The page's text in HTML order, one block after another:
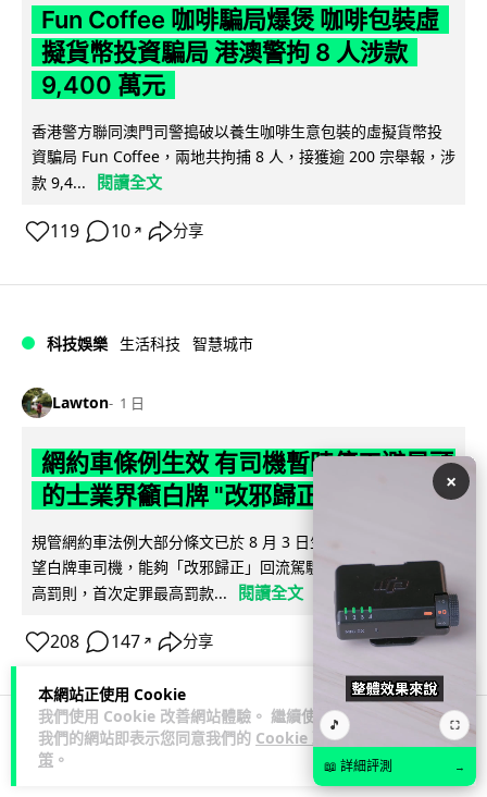
本網站正使用 Cookie
我們使用 Cookie 改善網站體驗。 繼續使用
我們的網站即表示您同意我們的 Cookie 政
策 。
Fun Coffee 咖啡騙局爆煲 咖啡包裝虛
擬貨幣投資騙局 港澳警拘 8 人涉款
9,400 萬元
香港警方聯同澳門司警搗破以養生咖啡生意包裝的虛擬貨幣投
資騙局 Fun Coffee，兩地共拘捕 8 人，接獲逾 200 宗舉報，涉
款 9,4...
閱讀全文
119 10 ↗ 分享
科技娛樂 生活科技 智慧城市
Lawton 1 日
網約車條例生效 有司機暫時停工避風頭
的士業界籲白牌 "改邪歸正"
規管網約車法例大部分條文已於 8 月 3 日生效，的士業界就期
望白牌車司機，能夠「改邪歸正」回流駕駛的士。新例大幅提
高罰則，首次定罪最高罰款...
閱讀全文
208 147 ↗ 分享
人工智能
×
🎵 ⛶
📖 詳細評測 →